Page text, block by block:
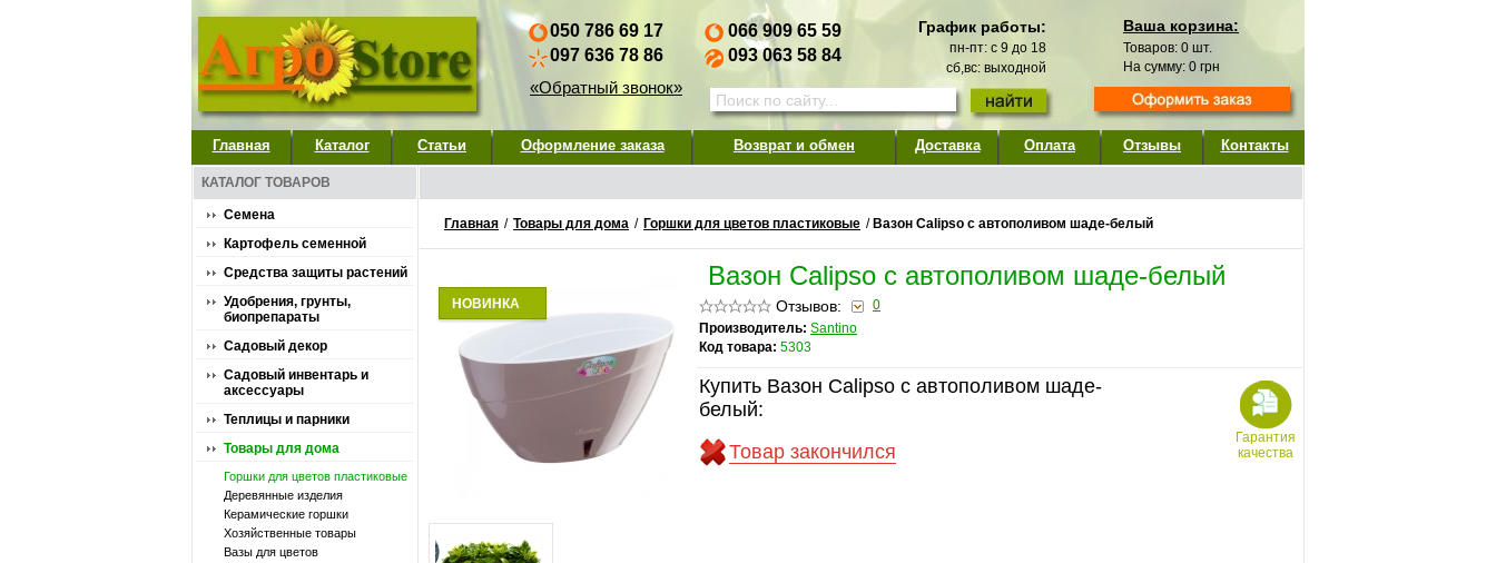
050 786 69 17
097 636 78 86
«Обратный звонок»
066 909 65 59
093 063 58 84
График работы:
пн-пт: с 9 до 18
сб,вс: выходной
Ваша корзина:
Товаров: 0 шт.
На сумму: 0 грн
Главная Каталог Статьи Оформление заказа Возврат и обмен Доставка Оплата Отзывы Контакты
КАТАЛОГ ТОВАРОВ
Семена
Картофель семенной
Средства защиты растений
Удобрения, грунты,
биопрепараты
Садовый декор
Садовый инвентарь и
аксессуары
Теплицы и парники
Товары для дома
Горшки для цветов пластиковые
Деревянные изделия
Керамические горшки
Хозяйственные товары
Вазы для цветов
Главная / Товары для дома / Горшки для цветов пластиковые / Вазон Calipso с автополивом шаде-белый
НОВИНКА
Вазон Calipso с автополивом шаде-белый
Отзывов:
0
Производитель: Santino
Код товара: 5303
Купить Вазон Calipso с автополивом шаде-
белый:
Товар закончился
Гарантия
качества